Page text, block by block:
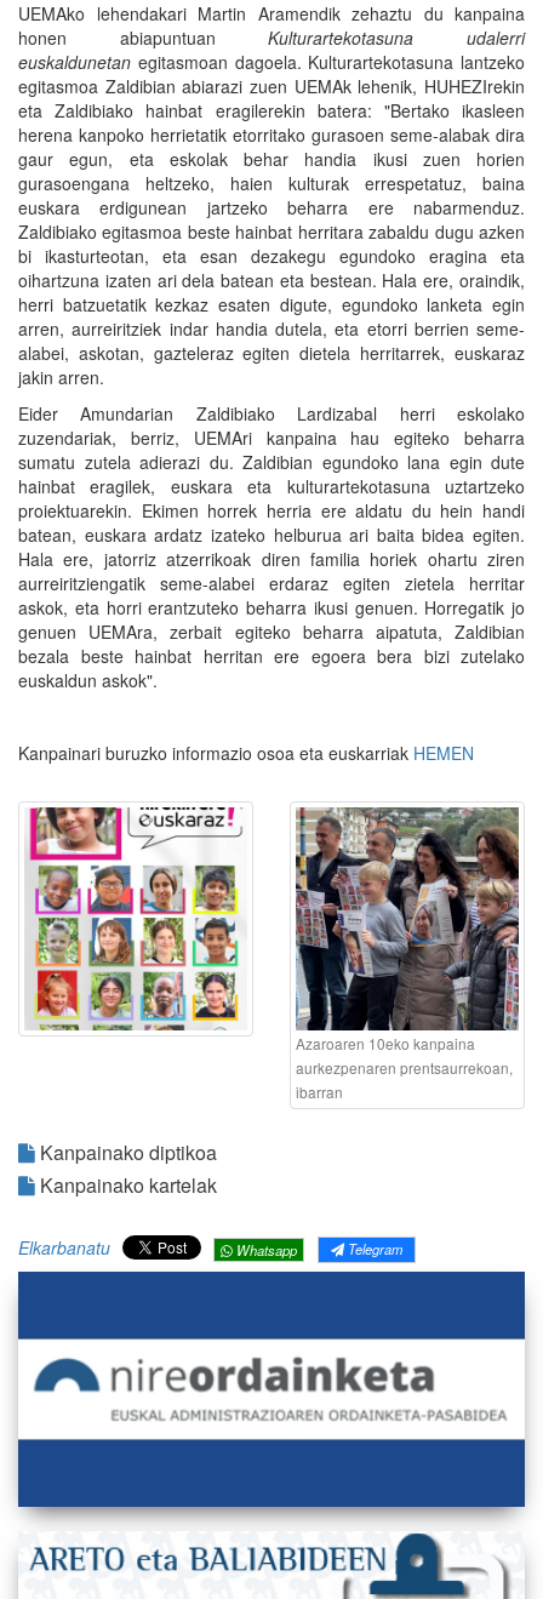
UEMAko lehendakari Martin Aramendik zehaztu du kanpaina
honen abiapuntuanKulturartekotasuna udalerri
euskaldunetan egitasmoan dagoela. Kulturartekotasuna lantzeko
egitasmoa Zaldibian abiarazi zuen UEMAk lehenik, HUHEZIrekin
eta Zaldibiako hainbat eragilerekin batera: "Bertako ikasleen
herena kanpoko herrietatik etorritako gurasoen seme-alabak dira
gaur egun, eta eskolak behar handia ikusi zuen horien
gurasoengana heltzeko, haien kulturak errespetatuz, baina
euskara erdigunean jartzeko beharra ere nabarmenduz.
Zaldibiako egitasmoa beste hainbat herritara zabaldu dugu azken
bi ikasturteotan, eta esan dezakegu egundoko eragina eta
oihartzuna izaten ari dela batean eta bestean. Hala ere, oraindik,
herri batzuetatik kezkaz esaten digute, egundoko lanketa egin
arren, aurreiritziek indar handia dutela, eta etorri berrien seme-
alabei, askotan, gazteleraz egiten dietela herritarrek, euskaraz
jakin arren.
Eider Amundarian Zaldibiako Lardizabal herri eskolako
zuzendariak, berriz, UEMAri kanpaina hau egiteko beharra
sumatu zutela adierazi du. Zaldibian egundoko lana egin dute
hainbat eragilek, euskara eta kulturartekotasuna uztartzeko
proiektuarekin. Ekimen horrek herria ere aldatu du hein handi
batean, euskara ardatz izateko helburua ari baita bidea egiten.
Hala ere, jatorriz atzerrikoak diren familia horiek ohartu ziren
aurreiritziengatik seme-alabei erdaraz egiten zietela herritar
askok, eta horri erantzuteko beharra ikusi genuen. Horregatik jo
genuen UEMAra, zerbait egiteko beharra aipatuta, Zaldibian
bezala beste hainbat herritan ere egoera bera bizi zutelako
euskaldun askok".
Kanpainari buruzko informazio osoa eta euskarriak HEMEN
Azaroaren 10eko kanpaina
aurkezpenaren prentsaurrekoan,
ibarran
Kanpainako diptikoa
Kanpainako kartelak
Elkarbanatu Whatsapp Telegram